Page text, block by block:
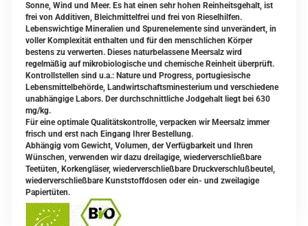
Sonne, Wind und Meer. Es hat einen sehr hohen Reinheitsgehalt, ist
frei von Additiven, Bleichmittelfrei und frei von Rieselhilfen.
Lebenswichtige Mineralien und Spurenelemente sind unverändert, in
voller Komplexität enthalten und für den menschlichen Körper
bestens zu verwerten. Dieses naturbelassene Meersalz wird
regelmäßig auf mikrobiologische und chemische Reinheit überprüft.
Kontrollstellen sind u.a.: Nature und Progress, portugiesische
Lebensmittelbehörde, Landwirtschaftsminesterium und verschiedene
unabhängige Labors. Der durchschnittliche Jodgehalt liegt bei 630
mg/kg.
Für eine optimale Qualitätskontrolle, verpacken wir Meersalz immer
frisch und erst nach Eingang Ihrer Bestellung.
Abhängig vom Gewicht, Volumen, der Verfügbarkeit und Ihren
Wünschen, verwenden wir dazu dreilagige, wiederverschließbare
Teetüten, Korkengläser, wiederverschließbare Druckverschlußbeutel,
wiederverschließbare Kunststoffdosen oder ein- und zweilagige
Papiertüten.